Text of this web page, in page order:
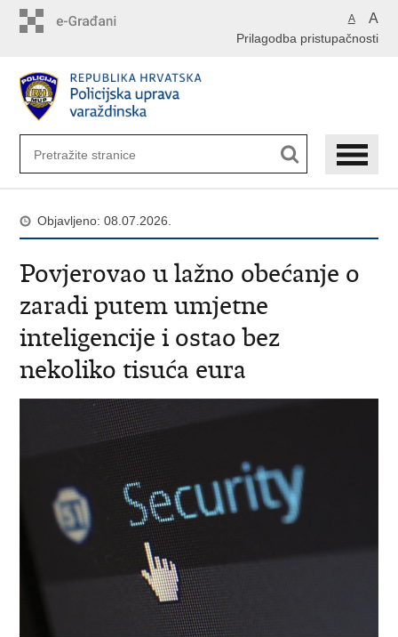
A A
Prilagodba pristupačnosti
Objavljeno: 08.07.2026.
Povjerovao u lažno obećanje o
zaradi putem umjetne
inteligencije i ostao bez
nekoliko tisuća eura